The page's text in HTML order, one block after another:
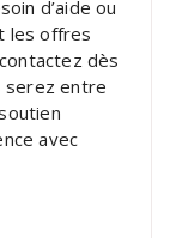
d’aide ou
les offres
dès
serez entre
avec